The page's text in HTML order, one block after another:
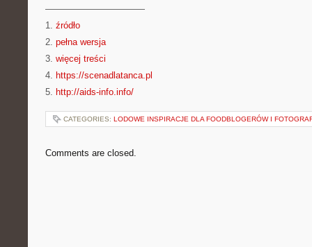
———————————
1. źródło
2. pełna wersja
3. więcej treści
4. https://scenadlatanca.pl
5. http://aids-info.info/
CATEGORIES: LODOWE INSPIRACJE DLA FOODBLOGERÓW I
Comments are closed.